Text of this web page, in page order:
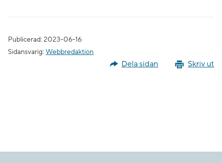
Publicerad: 2023-06-16
Sidansvarig: Webbredaktion
Skriv ut
Dela sidan